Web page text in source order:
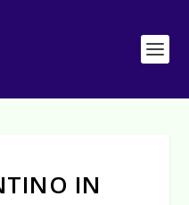
IN